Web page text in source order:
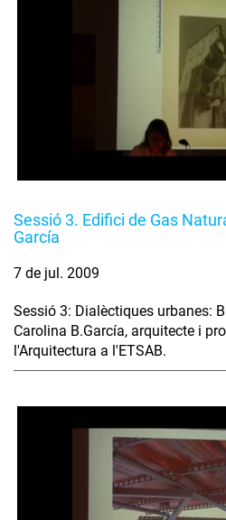
Sessió 3. Edifici de Gas
García
7 de jul. 2009
Sessió 3: Dialèctiques urbanes:
Carolina B.García, arquitecte i
l'Arquitectura a l'ETSAB.